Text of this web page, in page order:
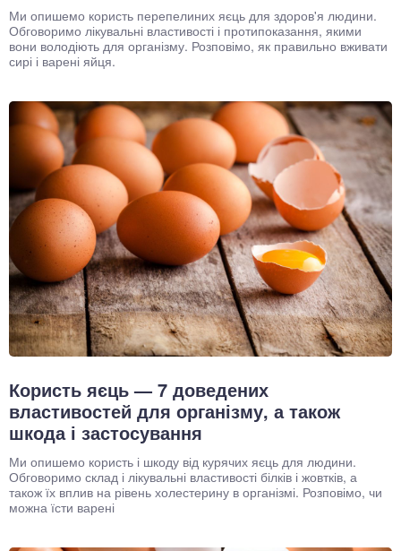
Ми опишемо користь перепелиних яєць для здоров'я людини.
Обговоримо лікувальні властивості і протипоказання, якими
вони володіють для організму. Розповімо, як правильно вживати
сирі і варені яйця.
Користь яєць — 7 доведених
властивостей для організму, а також
шкода і застосування
Ми опишемо користь і шкоду від курячих яєць для людини.
Обговоримо склад і лікувальні властивості білків і жовтків, а
також їх вплив на рівень холестерину в організмі. Розповімо, чи
можна їсти варені